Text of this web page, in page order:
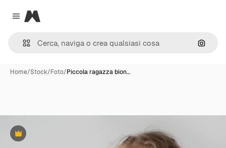
Close menu
Magnific
Cerca
Home/Stock/Foto/Piccola ragazza bion…
Premium